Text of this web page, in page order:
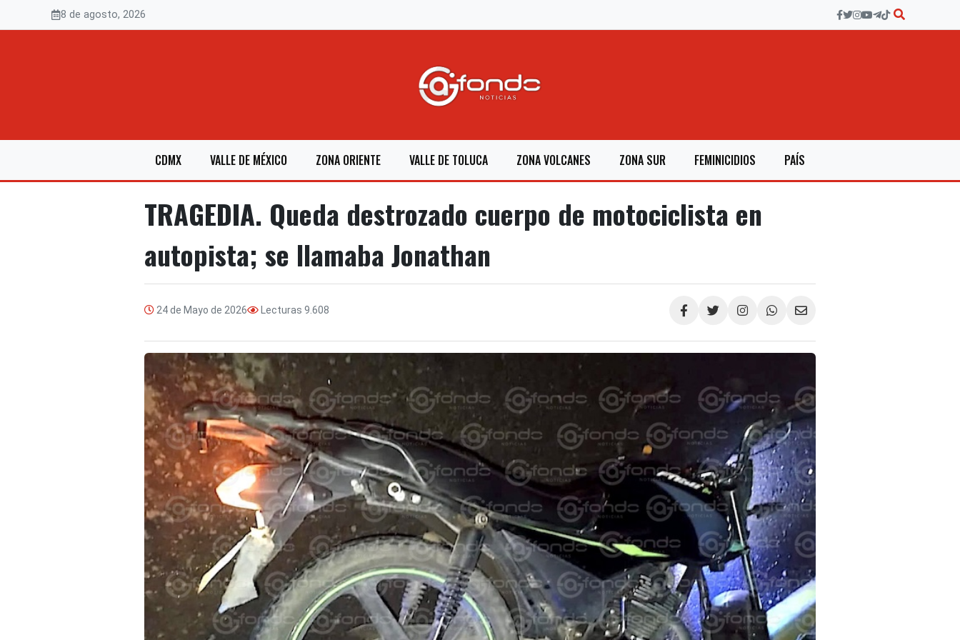
8 de agosto, 2026
CDMX VALLE DE MÉXICO ZONA ORIENTE VALLE DE TOLUCA ZONA VOLCANES ZONA SUR FEMINICIDIOS PAÍS
TRAGEDIA. Queda destrozado cuerpo de motociclista en
autopista; se llamaba Jonathan
24 de Mayo de 2026 Lecturas 9.608
Compartir